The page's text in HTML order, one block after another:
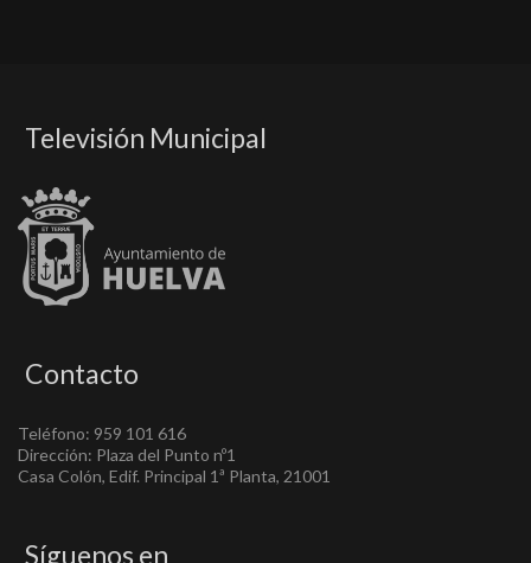
Televisión Municipal
Contacto
Teléfono: 959 101 616
Dirección: Plaza del Punto nº1
Casa Colón, Edif. Principal 1ª Planta, 21001
Síguenos en